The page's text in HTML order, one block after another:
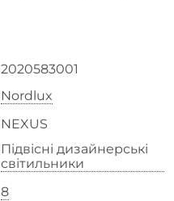
2020583001
Nordlux
NEXUS
Підвісні дизайнерські
світильники
8